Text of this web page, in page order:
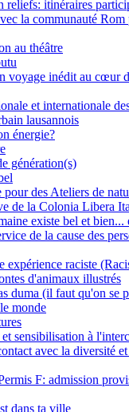
reliefs: itinéraires
la communauté Rom
au théâtre
voyage inédit au cœur
et internationale
lausannois
énergie?
génération(s)
pour des Ateliers de
de la Colonia Libera
existe bel et bien...
de la cause des
expérience raciste
d'animaux illustrés
duma (il faut qu'on se
monde
sensibilisation à
avec la diversité
F: admission
dans ta ville